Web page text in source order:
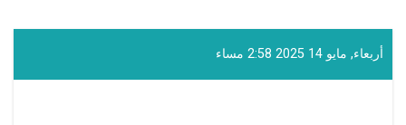
أربعاء, مايو 14 2025 2:58 مساء